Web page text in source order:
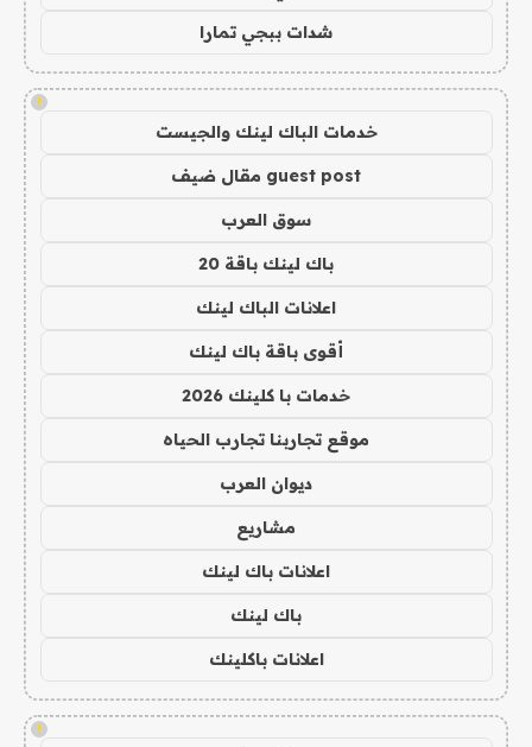
شدات ببجي تمارا
!
خدمات الباك لينك والجيست
guest post مقال ضيف
سوق العرب
باك لينك باقة 20
اعلانات الباك لينك
أقوى باقة باك لينك
خدمات با كلينك 2026
موقع تجاربنا تجارب الحياه
ديوان العرب
مشاريع
اعلانات باك لينك
باك لينك
اعلانات باكلينك
!